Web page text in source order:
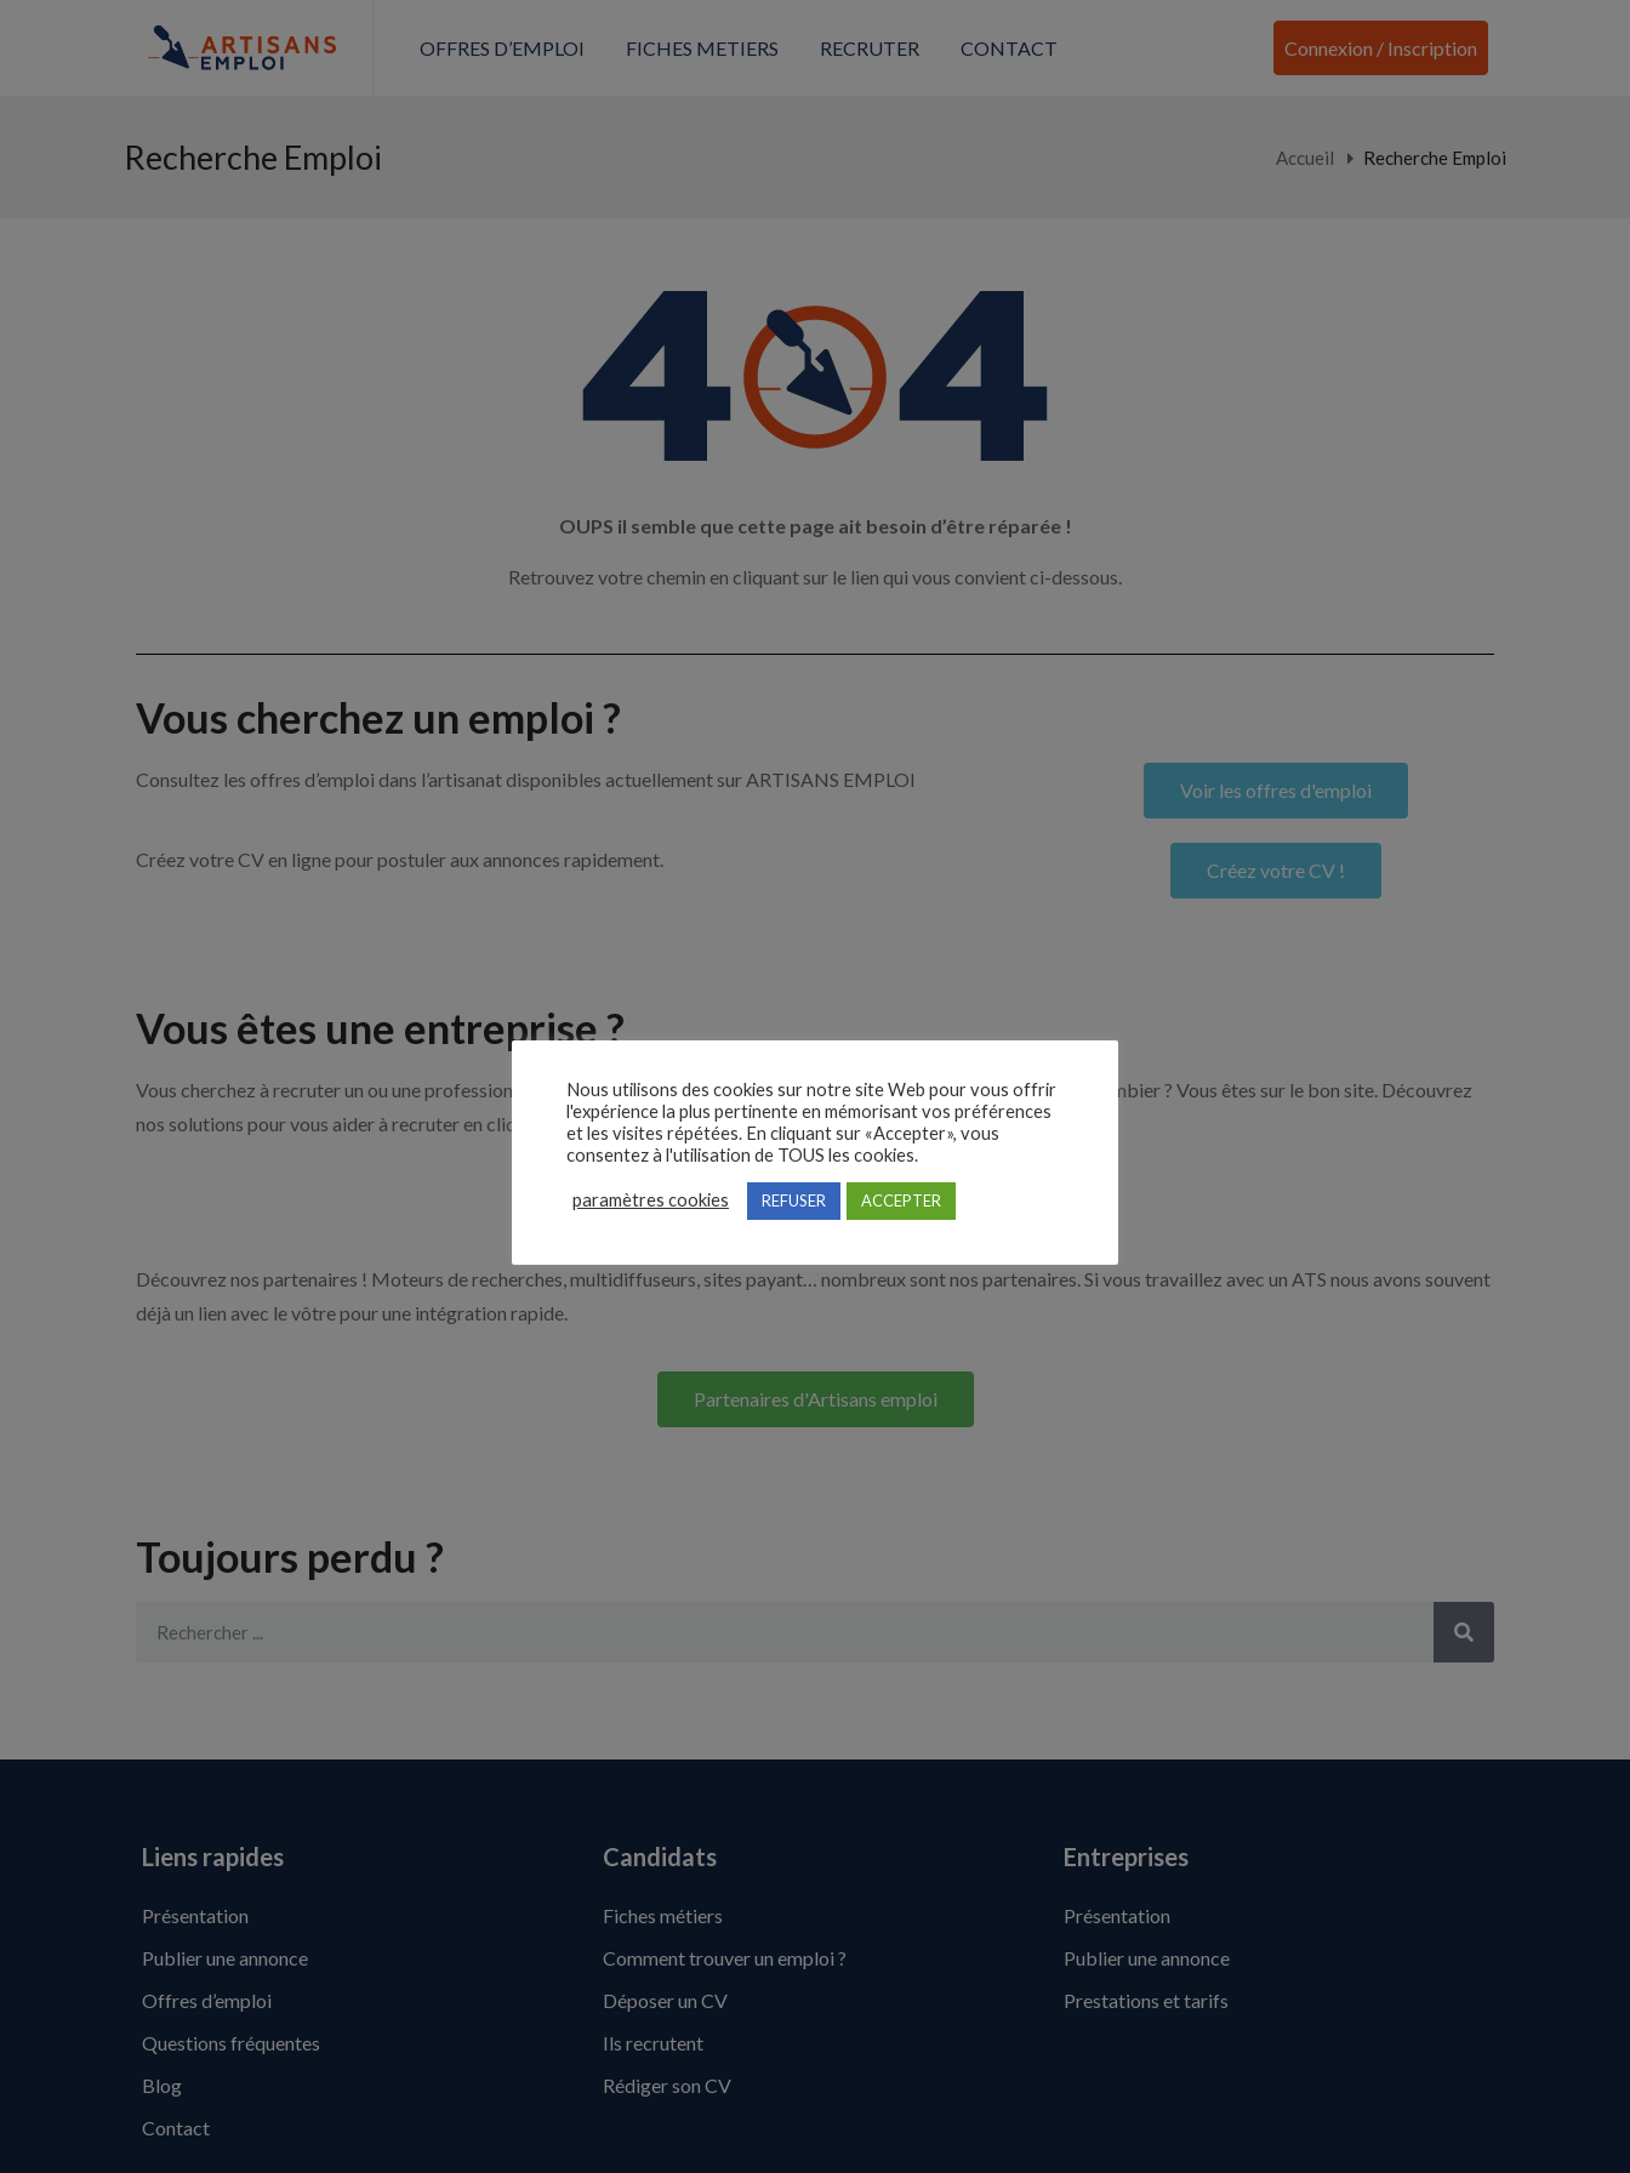
OFFRES D’EMPLOI FICHES METIERS RECRUTER CONTACT Connexion / Inscription
Recherche Emploi Accueil Recherche Emploi
OUPS il semble que cette page ait besoin d’être réparée !
Retrouvez votre chemin en cliquant sur le lien qui vous convient ci-dessous.
Vous cherchez un emploi ?
Consultez les offres d’emploi dans l’artisanat disponibles actuellement sur ARTISANS EMPLOI Voir les offres d'emploi
Créez votre CV en ligne pour postuler aux annonces rapidement. Créez votre CV !
Vous êtes une entreprise ?
Vous cherchez à recruter un ou une professionnelle de l’artisanat par exemple un maçon, un chocolatier ou encore un plombier ? Vous êtes sur le bon site. Découvrez
nos solutions pour vous aider à recruter en cliquant sur le bouton ci-dessous.
Nos solutions entreprises
Découvrez nos partenaires ! Moteurs de recherches, multidiffuseurs, sites payant… nombreux sont nos partenaires. Si vous travaillez avec un ATS nous avons souvent
déjà un lien avec le vôtre pour une intégration rapide.
Partenaires d'Artisans emploi
Toujours perdu ?
Liens rapides
Présentation
Publier une annonce
Offres d’emploi
Questions fréquentes
Blog
Contact
Candidats
Fiches métiers
Comment trouver un emploi ?
Déposer un CV
Ils recrutent
Rédiger son CV
Entreprises
Présentation
Publier une annonce
Prestations et tarifs
Nous utilisons des cookies sur notre site Web pour vous offrir
l'expérience la plus pertinente en mémorisant vos préférences
et les visites répétées. En cliquant sur «Accepter», vous
consentez à l'utilisation de TOUS les cookies.
paramètres cookies REFUSER ACCEPTER